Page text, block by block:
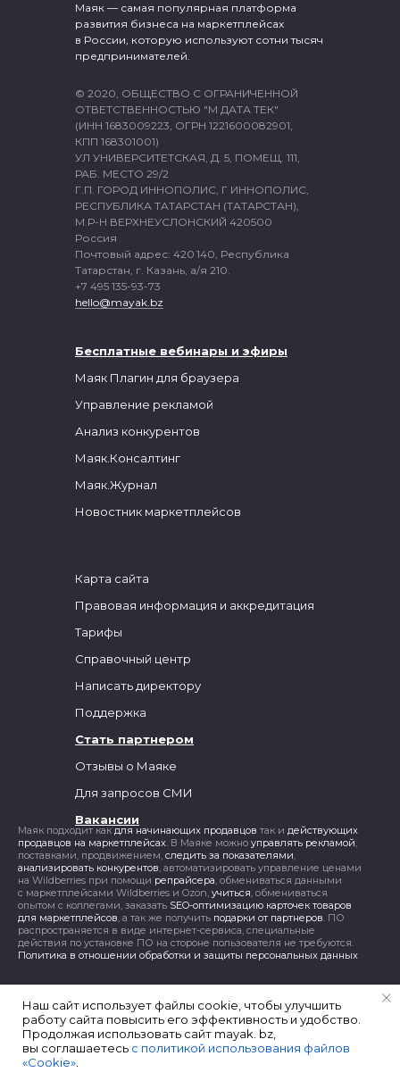
Бесплатные вебинары и эфиры
Маяк Плагин для браузера
Управление рекламой
Анализ конкурентов
Маяк.Консалтинг
Маяк.Журнал
Новостник маркетплейсов
Карта сайта
Правовая информация и аккредитация
Тарифы
Справочный центр
Написать директору
Поддержка
Стать партнером
Отзывы о Маяке
Для запросов СМИ
Вакансии
Маяк — самая популярная платформа
развития бизнеса на маркетплейсах
в России, которую используют сотни тысяч
предпринимателей.
© 2020, ОБЩЕСТВО С ОГРАНИЧЕННОЙ
ОТВЕТСТВЕННОСТЬЮ "М ДАТА ТЕК"
(ИНН 1683009223, ОГРН 1221600082901,
КПП 168301001)
УЛ УНИВЕРСИТЕТСКАЯ, Д. 5, ПОМЕЩ. 111,
РАБ. МЕСТО 29/2
Г.П. ГОРОД ИННОПОЛИС, Г ИННОПОЛИС,
РЕСПУБЛИКА ТАТАРСТАН (ТАТАРСТАН),
М.Р-Н ВЕРХНЕУСЛОНСКИЙ 420500
Россия
Почтовый адрес: 420 140, Республика
Татарстан, г. Казань, а/я 210.
+7 495 135-93-73
hello@mayak.bz
Маяк подходит как для начинающих продавцов так и действующих
продавцов на маркетплейсах. В Маяке можно управлять рекламой,
поставками, продвижением, следить за показателями,
анализировать конкурентов, автоматизировать управление ценами
на Wildberries при помощи репрайсера, обмениваться данными
с маркетплейсами Wildberries и Ozon, учиться, обмениваться
опытом с коллегами, заказать SEO-оптимизацию карточек товаров
для маркетплейсов, а так же получить подарки от партнеров. ПО
распространяется в виде интернет-сервиса, специальные
действия по установке ПО на стороне пользователя не требуются.
Политика в отношении обработки и защиты персональных данных
Наш сайт использует файлы cookie, чтобы улучшить
работу сайта повысить его эффективность и удобство.
Продолжая использовать сайт mayak. bz,
вы соглашаетесь с политикой использования файлов
«Cookie»